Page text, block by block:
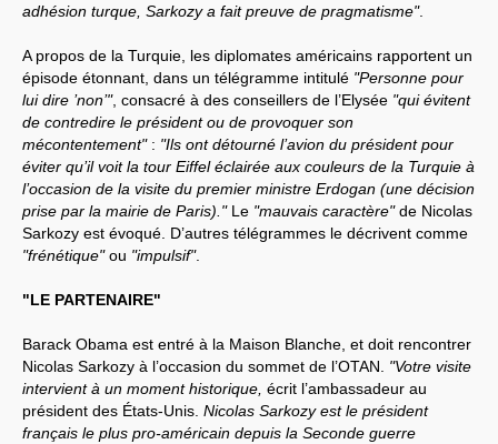
adhésion turque, Sarkozy a fait preuve de pragmatisme".
A propos de la Turquie, les diplomates américains rapportent un
épisode étonnant, dans un télégramme intitulé "Personne pour
lui dire ’non’", consacré à des conseillers de l’Elysée "qui évitent
de contredire le président ou de provoquer son
mécontentement": "Ils ont détourné l’avion du président pour
éviter qu’il voit la tour Eiffel éclairée aux couleurs de la Turquie à
l’occasion de la visite du premier ministre Erdogan (une décision
prise par la mairie de Paris)."Le "mauvais caractère"de Nicolas
Sarkozy est évoqué. D’autres télégrammes le décrivent comme
"frénétique"ou "impulsif".
"LE PARTENAIRE"
Barack Obama est entré à la Maison Blanche, et doit rencontrer
Nicolas Sarkozy à l’occasion du sommet de l’OTAN. "Votre visite
intervient à un moment historique, écrit l’ambassadeur au
président des États-Unis. Nicolas Sarkozy est le président
français le plus pro-américain depuis la Seconde guerre